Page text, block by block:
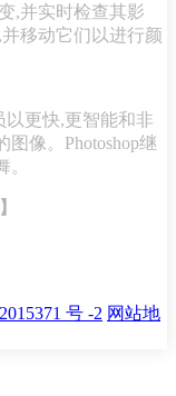
,并实时检查其影
移动它们以进行颜
更快,更智能和非
像。Photoshop继
号 -2 网站地